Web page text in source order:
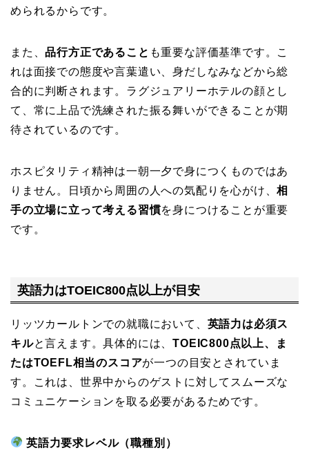
められるからです。
また、品行方正であること も重要な評価基準です。こ
れは面接での態度や言葉遣い、身だしなみなどから総
合的に判断されます。ラグジュアリーホテルの顔とし
て、常に上品で洗練された振る舞いができることが期
待されているのです。
ホスピタリティ精神は一朝一夕で身につくものではあ
りません。日頃から周囲の人への気配りを心がけ、相
手の立場に立って考える習慣を身につけることが重要
です。
英語力はTOEIC800点以上が目安
リッツカールトンでの就職において、 英語力は必須ス
キルと言えます。具体的には、TOEIC800点以上、ま
たはTOEFL相当のスコアが一つの目安とされていま
す。これは、世界中からのゲストに対してスムーズな
コミュニケーションを取る必要があるためです。
英語力要求レベル（職種別）